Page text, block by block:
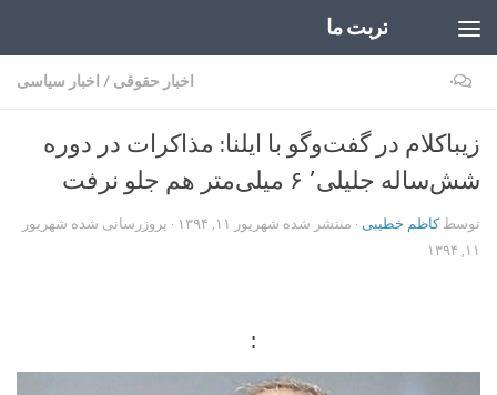
تربت ما
اخبار حقوقی / اخبار سیاسی ۰
زیباکلام در گفت‌‌وگو با ایلنا: مذاکرات در دوره
شش‌ساله جلیلی٬ ۶ میلی‌متر هم جلو نرفت
توسطکاظم خطیبی · منتشر شده شهریور ۱۱, ۱۳۹۴ · بروزرسانی شده شهریور
۱۱, ۱۳۹۴
: